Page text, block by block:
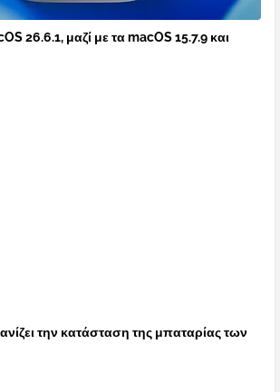
26.6.1, μαζί με τα macOS 15.7.9 και
την κατάσταση της μπαταρίας των